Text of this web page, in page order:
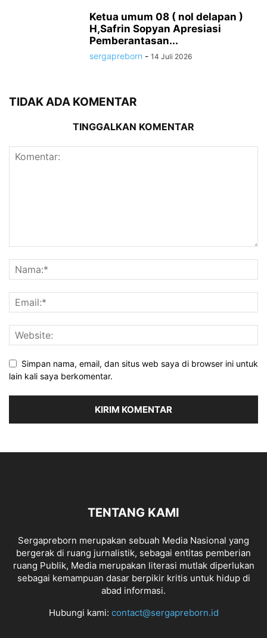
Ketua umum 08 ( nol delapan )
H,Safrin Sopyan Apresiasi
Pemberantasan...
sergapreborn - 14 Juli 2026
TIDAK ADA KOMENTAR
TINGGALKAN KOMENTAR
Simpan nama, email, dan situs web saya di browser ini untuk
lain kali saya berkomentar.
TENTANG KAMI
Sergapreborn merupakan sebuah Media Nasional yang
bergerak di ruang jurnalistik, sebagai entitas pemberian
ruang Publik, Media merupakan literasi mutlak diperlukan
sebagai kemampuan dasar berpikir kritis untuk hidup di
abad informasi.
Hubungi kami: contact@sergapreborn.id